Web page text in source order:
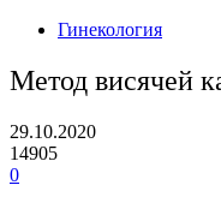
Гинекология
Метод висячей
29.10.2020
14905
0